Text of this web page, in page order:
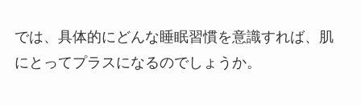
では、具体的にどんな睡眠習慣を意識すれば、肌
にとってプラスになるのでしょうか。